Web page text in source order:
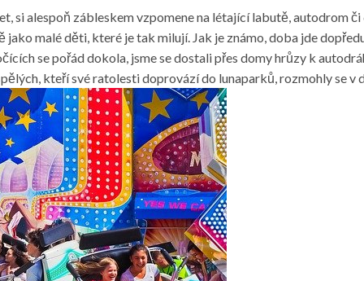
si alespoň zábleskem vzpomene na létající labutě, autodrom
malé děti, které je tak milují. Jak je známo, doba jde
se pořád dokola, jsme se dostali přes domy hrůzy k
kteří své ratolesti doprovází do lunaparků, rozmohly se v